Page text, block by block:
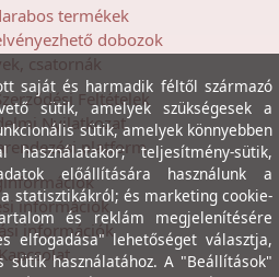
termékek
dobozok
csatornák
Feltételek
Nyilatkozat
platform
információk
információk
saját és harmadik féltől származó
sütik, amelyek szükségesek a
sütik, amelyek könnyebben
használatakor; teljesítmény-sütik,
előállítására használunk a
statisztikákról; és marketing cookie-
és reklám megjelenítésére
elfogadása" lehetőséget választja,
sütik használatához. A "Beállítások"